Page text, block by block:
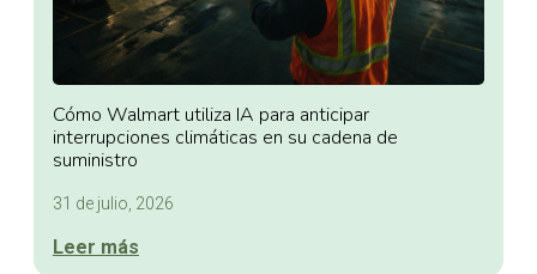
Cómo Walmart utiliza IA para anticipar
interrupciones climáticas en su cadena de
suministro
31 de julio, 2026
Leer más